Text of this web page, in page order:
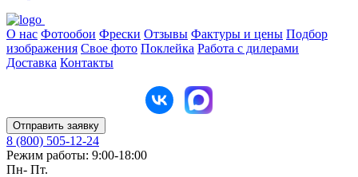
О нас Фотообои Фрески Отзывы Фактуры и цены Подбор
изображения Свое фото Поклейка Работа с дилерами
Доставка Контакты
Отправить заявку
8 (800) 505-12-24
Режим работы: 9:00-18:00
Пн- Пт.